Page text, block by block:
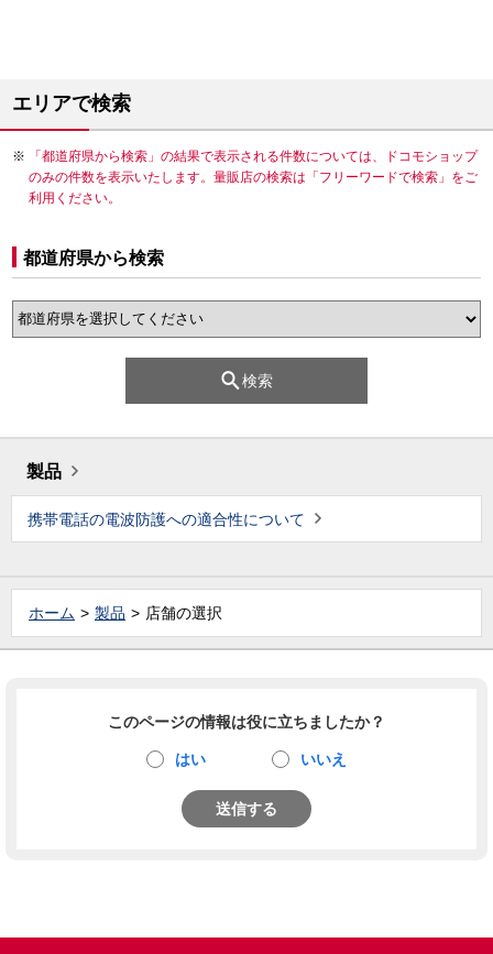
エリアで検索
「都道府県から検索」の結果で表示される件数については、ドコモショップ
のみの件数を表示いたします。量販店の検索は「フリーワードで検索」をご
利用ください。
都道府県から検索
検索
製品
携帯電話の電波防護への適合性について
ホーム 製品 店舗の選択
このページの情報は役に立ちましたか？
はい いいえ
送信する